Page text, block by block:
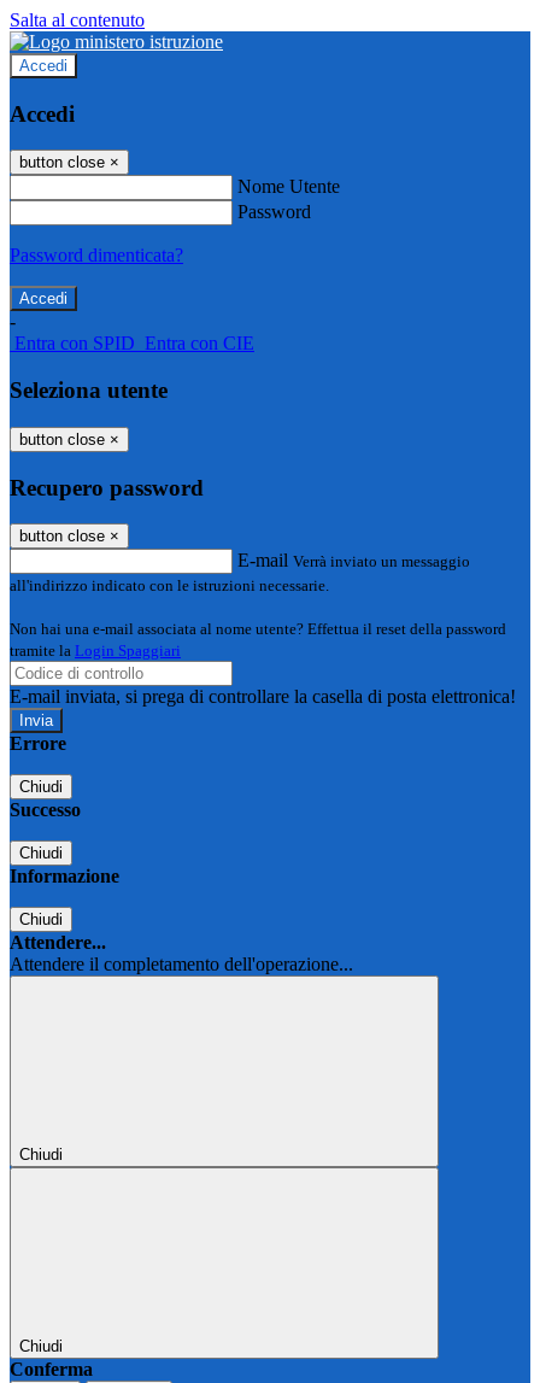
Salta al contenuto
Accedi
Accedi
button close ×
Nome Utente
Password
Password dimenticata?
-
Entra con SPID Entra con CIE
Seleziona utente
button close ×
Recupero password
button close ×
E-mail Verrà inviato un messaggio
all'indirizzo indicato con le istruzioni necessarie.
Non hai una e-mail associata al nome utente? Effettua il reset della password
tramite la Login Spaggiari
E-mail inviata, si prega di controllare la casella di posta elettronica!
Errore
Chiudi
Successo
Chiudi
Informazione
Chiudi
Attendere...
Attendere il completamento dell'operazione...
Chiudi
Chiudi
Conferma